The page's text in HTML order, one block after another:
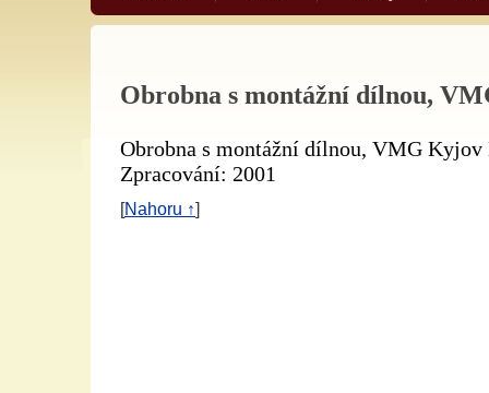
Obrobna s montážní dílnou,
Obrobna s montážní dílnou, VMG
Zpracování: 2001
[Nahoru ↑]